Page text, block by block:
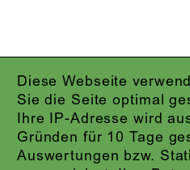
Diese Webseite
Sie die Seite optimal
Ihre IP-Adresse wird
Gründen für 10 Tage
Auswertungen bzw.
IMPRESSUM
DATENSCHUTZ
AGB
KONTAKT